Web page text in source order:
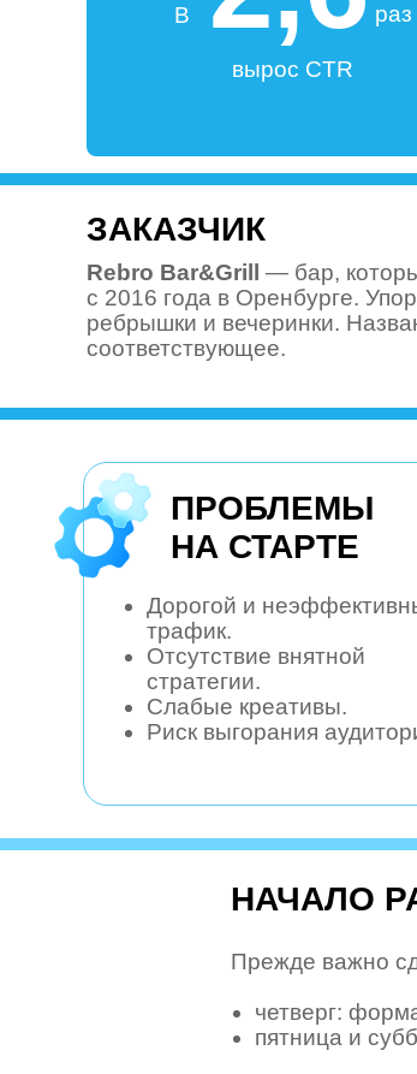
ПРОБЛЕМЫ
НА СТАРТЕ
Rebro Bar&Grill
— бар,
с 2016 года в Оренбурге.
ребрышки и вечеринки.
соответствующее.
Прежде важно
четверг:
пятница и
Дорогой и
трафик.
Отсутствие внятной
стратегии.
Слабые креативы.
Риск выгорания
ЗАКАЗЧИК
НАЧАЛО
вырос CTR
В раз